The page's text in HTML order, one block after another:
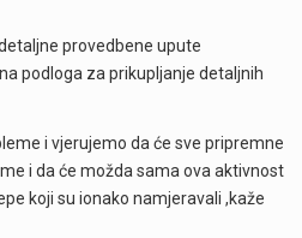
provedbene upute
podloga za prikupljanje detaljnih
i vjerujemo da će sve pripremne
i da će možda sama ova aktivnost
koji su ionako namjeravali ,kaže